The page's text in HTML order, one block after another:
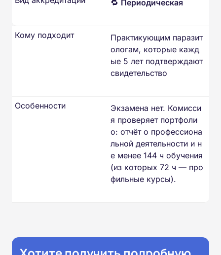
🔁 Периодическая
Практикующим паразит
ологам, которые кажд
ые 5 лет подтверждают
свидетельство
Кому подходит
Экзамена нет. Комисси
я проверяет портфоли
о: отчёт о профессиона
льной деятельности и н
е менее 144 ч обучения
(из которых 72 ч — про
фильные курсы).
Особенности